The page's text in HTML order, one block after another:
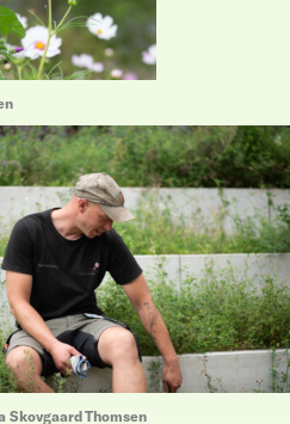
Skovgaard Thomsen